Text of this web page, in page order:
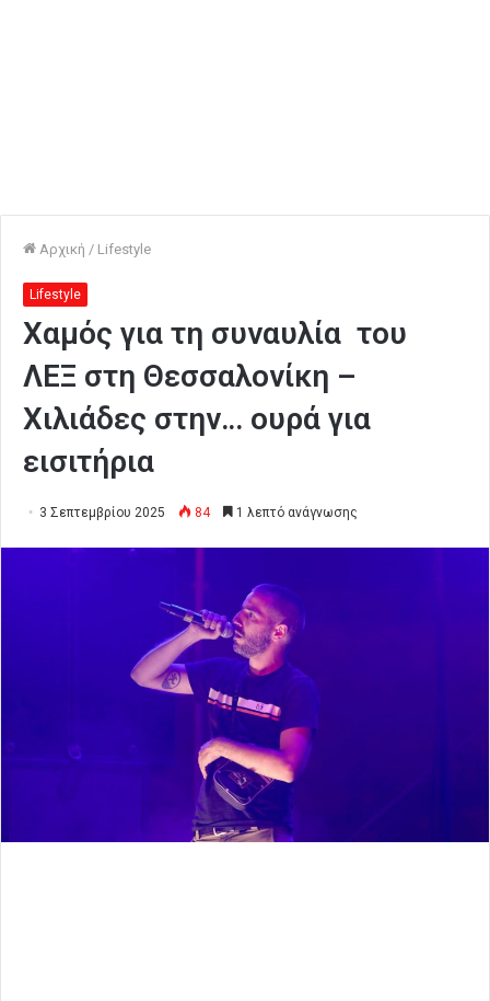
Αρχική / Lifestyle
Lifestyle
Χαμός για τη συναυλία του
ΛΕΞ στη Θεσσαλονίκη –
Χιλιάδες στην… ουρά για
εισιτήρια
3 Σεπτεμβρίου 2025 84 1 λεπτό ανάγνωσης